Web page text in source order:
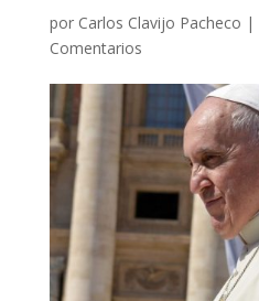
por Carlos Clavijo Pacheco |
Comentarios